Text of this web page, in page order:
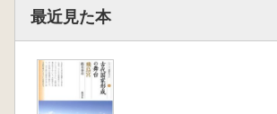
最近見た本